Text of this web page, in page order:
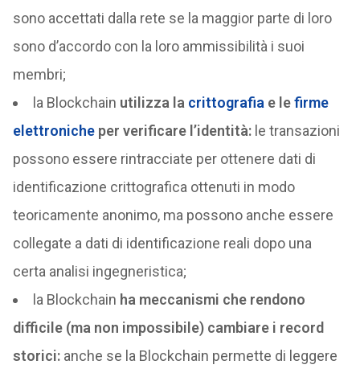
sono accettati dalla rete se la maggior parte di loro
sono d’accordo con la loro ammissibilità i suoi
membri;
la Blockchain utilizza la crittografia e lefirme
elettronicheper verificare l’identità:le transazioni
possono essere rintracciate per ottenere dati di
identificazione crittografica ottenuti in modo
teoricamente anonimo, ma possono anche essere
collegate a dati di identificazione reali dopo una
certa analisi ingegneristica;
la Blockchain ha meccanismi che rendono
difficile (ma non impossibile) cambiare i record
storici:anche se la Blockchain permette di leggere